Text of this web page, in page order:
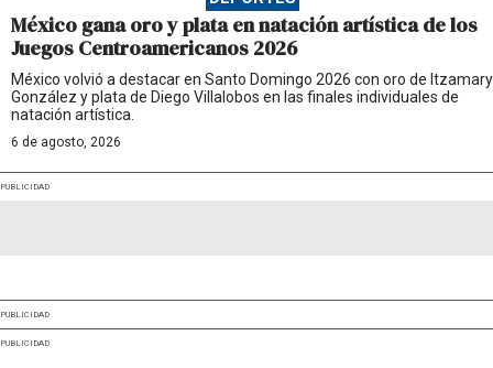
México gana oro y plata en natación artística de los
Juegos Centroamericanos 2026
México volvió a destacar en Santo Domingo 2026 con oro de Itzamary
González y plata de Diego Villalobos en las finales individuales de
natación artística.
6 de agosto, 2026
PUBLICIDAD
PUBLICIDAD
PUBLICIDAD